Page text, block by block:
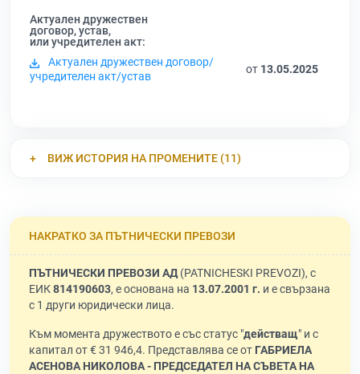
Актуален дружествен
договор, устав,
или учредителен акт:
Актуален дружествен договор/
учредителен акт/устав
от 13.05.2025
ВИЖ ИСТОРИЯ НА ПРОМЕНИТЕ (11)
НАКРАТКО ЗА ПЪТНИЧЕСКИ ПРЕВОЗИ
ПЪТНИЧЕСКИ ПРЕВОЗИ АД(PATNICHESKI PREVOZI), с
ЕИК814190603, е основана на 13.07.2001 г. и е свързана
с 1 други юридически лица.
Към момента дружеството е със статус "действащ" и с
капитал от € 31 946,4. Представлява се от ГАБРИЕЛА
АСЕНОВА НИКОЛОВА - ПРЕДСЕДАТЕЛ НА СЪВЕТА НА